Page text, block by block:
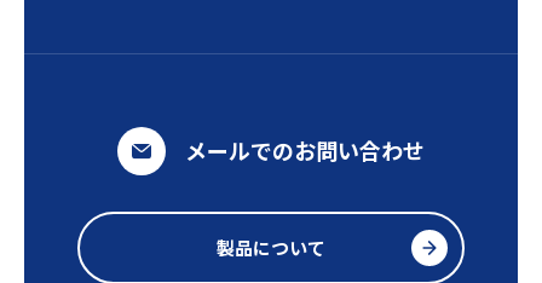
メールでのお問い合わせ
製品について